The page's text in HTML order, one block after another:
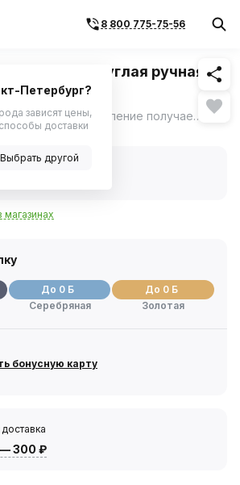
8 800 775-75-56Похожие
D-COMBO круглая ручная
мм
Тип получаемой резьбы: M/MF; направление получаемой резьбы: R; плашка соответствует DIN EN 22575 ещё
До 0 Б
Серебряная
До 0 Б
Золотая
бонусную карту
—300 ₽
Петербург?
зависят цены,
доставки
Выбрать другой